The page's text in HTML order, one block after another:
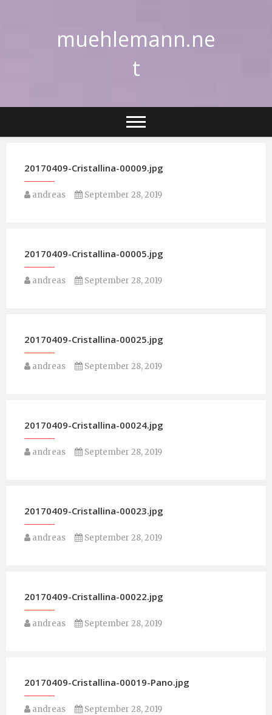
muehlemann.ne
t
20170409-Cristallina-00009.jpg
andreas September 28, 2019
20170409-Cristallina-00005.jpg
andreas September 28, 2019
20170409-Cristallina-00025.jpg
andreas September 28, 2019
20170409-Cristallina-00024.jpg
andreas September 28, 2019
20170409-Cristallina-00023.jpg
andreas September 28, 2019
20170409-Cristallina-00022.jpg
andreas September 28, 2019
20170409-Cristallina-00019-Pano.jpg
andreas September 28, 2019